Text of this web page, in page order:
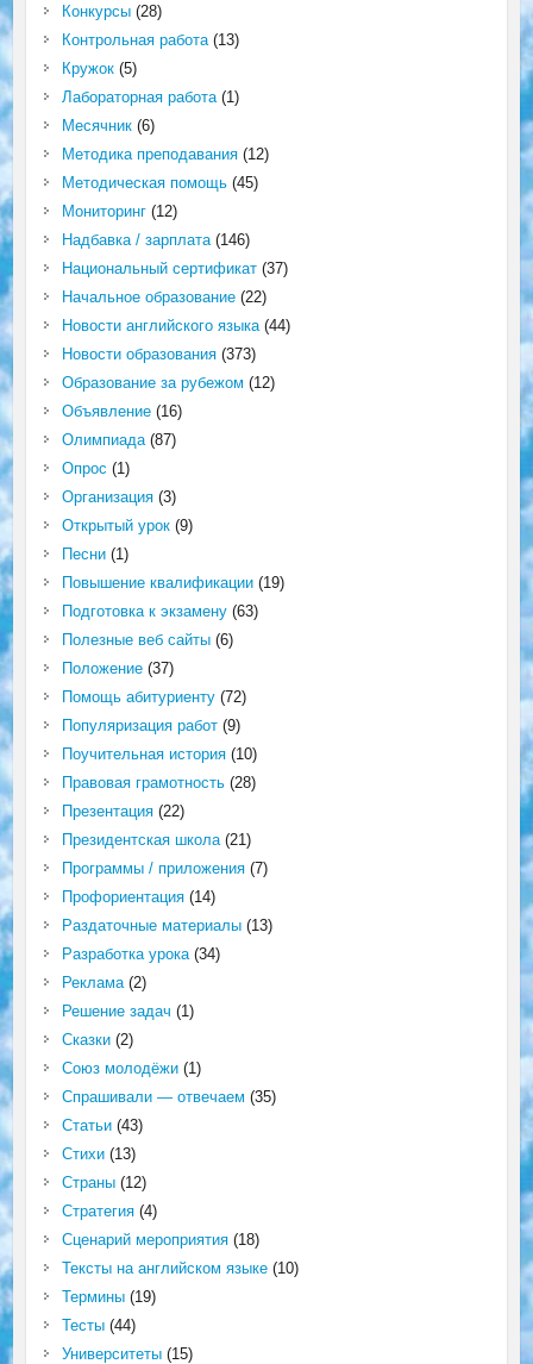
Конкурсы(28)
Контрольная работа(13)
Кружок(5)
Лабораторная работа(1)
Месячник(6)
Методика преподавания(12)
Методическая помощь(45)
Мониторинг(12)
Надбавка / зарплата(146)
Национальный сертификат(37)
Начальное образование(22)
Новости английского языка(44)
Новости образования(373)
Образование за рубежом (12)
Объявление(16)
Олимпиада(87)
Опрос (1)
Организация(3)
Открытый урок(9)
Песни(1)
Повышение квалификации(19)
Подготовка к экзамену(63)
Полезные веб сайты(6)
Положение(37)
Помощь абитуриенту(72)
Популяризация работ(9)
Поучительная история(10)
Правовая грамотность(28)
Презентация(22)
Президентская школа(21)
Программы / приложения(7)
Профориентация(14)
Раздаточные материалы(13)
Разработка урока(34)
Реклама(2)
Решение задач (1)
Сказки(2)
Союз молодёжи(1)
Спрашивали — отвечаем (35)
Статьи(43)
Стихи(13)
Страны(12)
Стратегия(4)
Сценарий мероприятия(18)
Тексты на английском языке(10)
Термины(19)
Тесты(44)
Университеты(15)